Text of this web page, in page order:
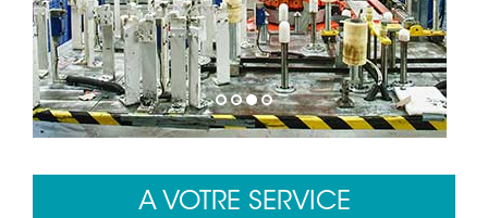
1 2 3 4
A VOTRE SERVICE